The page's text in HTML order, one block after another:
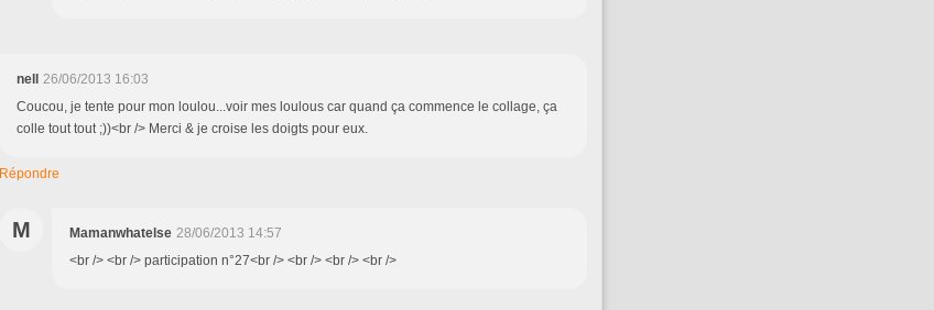
nell
26/06/2013 16:03
Coucou, je tente pour mon loulou...voir mes loulous car quand ça commence le collage, ça
colle tout tout ;))<br /> Merci & je croise les doigts pour eux.
Répondre
M Mamanwhatelse 28/06/2013 14:57
<br /> <br /> participation n°27<br /> <br /> <br /> <br />